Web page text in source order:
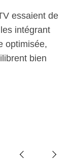
essaient de
intégrant
optimisée,
bien